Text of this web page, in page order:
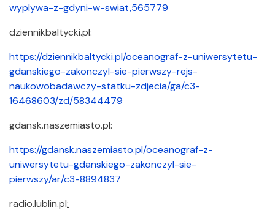
wyplywa-z-gdyni-w-swiat,565779
dziennikbaltycki.​pl:
https://dziennikbaltycki.pl/oceanograf-z-uniwersytetu-
gdanskiego-zakonczyl-sie-pierwszy-rejs-
naukowobadawczy-statku-zdjecia/ga/c3-
16468603/zd/58344479
gdansk.​naszemiasto.​pl:
https://gdansk.naszemiasto.pl/oceanograf-z-
uniwersytetu-gdanskiego-zakonczyl-sie-
pierwszy/ar/c3-8894837
radio.​lublin.​pl: